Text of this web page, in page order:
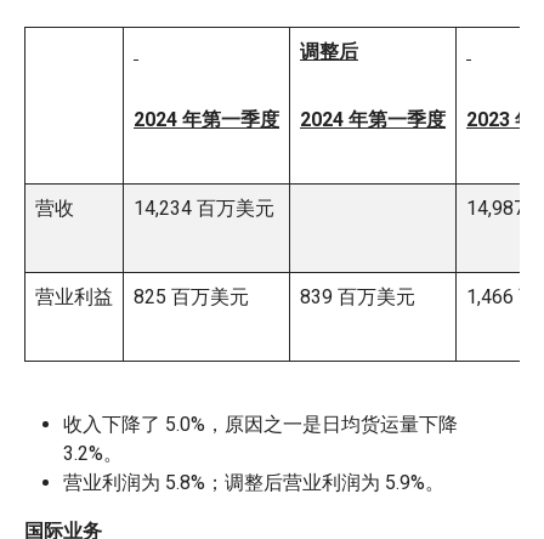
2024 年第一季度
调整后
2024 年第一季度 2023 年
营收 14,234 百万美元 14,987
营业利益 825 百万美元 839 百万美元 1,466
收入下降了 5.0%，原因之一是日均货运量下降
3.2%。
营业利润为 5.8%；调整后营业利润为 5.9%。
国际业务